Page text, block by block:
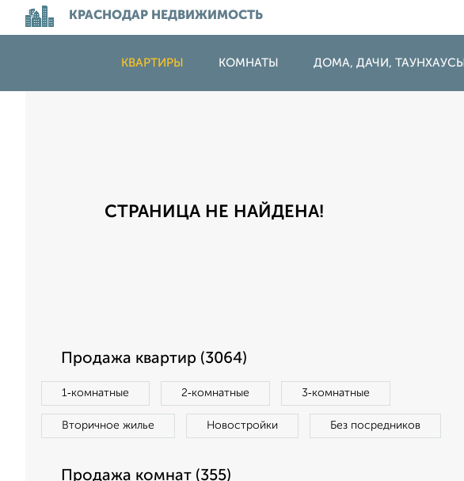
КРАСНОДАР НЕДВИЖИМОСТЬ
КВАРТИРЫ КОМНАТЫ ДОМА, ДАЧИ, ТАУНХАУСЫ
СТРАНИЦА НЕ НАЙДЕНА!
Продажа квартир (3064)
1‑комнатные 2‑комнатные 3‑комнатные
Вторичное жилье Новостройки Без посредников
Продажа комнат (355)